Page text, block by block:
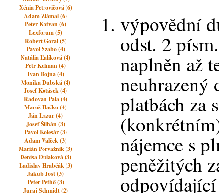
Xénia Petrovičová (6)
Adam Zlámal (6)
Peter Kotvan (6)
Lexforum (5)
Robert Goral (5)
Pavol Szabo (4)
Natália Ľalíková (4)
Petr Kolman (4)
Ivan Bojna (4)
Monika Dubská (4)
Josef Kotásek (4)
Radovan Pala (4)
Maroš Hačko (4)
Ján Lazur (4)
Josef Šilhán (3)
Pavol Kolesár (3)
Adam Valček (3)
Marián Porvažník (3)
Denisa Dulaková (3)
Ladislav Hrabčák (3)
Jakub Jošt (3)
Peter Pethő (3)
Juraj Schmidt (2)
výpovědní
odst. 2
naplněn až
neuhrazený
platbách za
nájemce s
peněžitých